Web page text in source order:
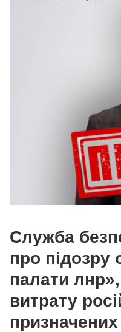
Служба
про підозру
палати
витрату